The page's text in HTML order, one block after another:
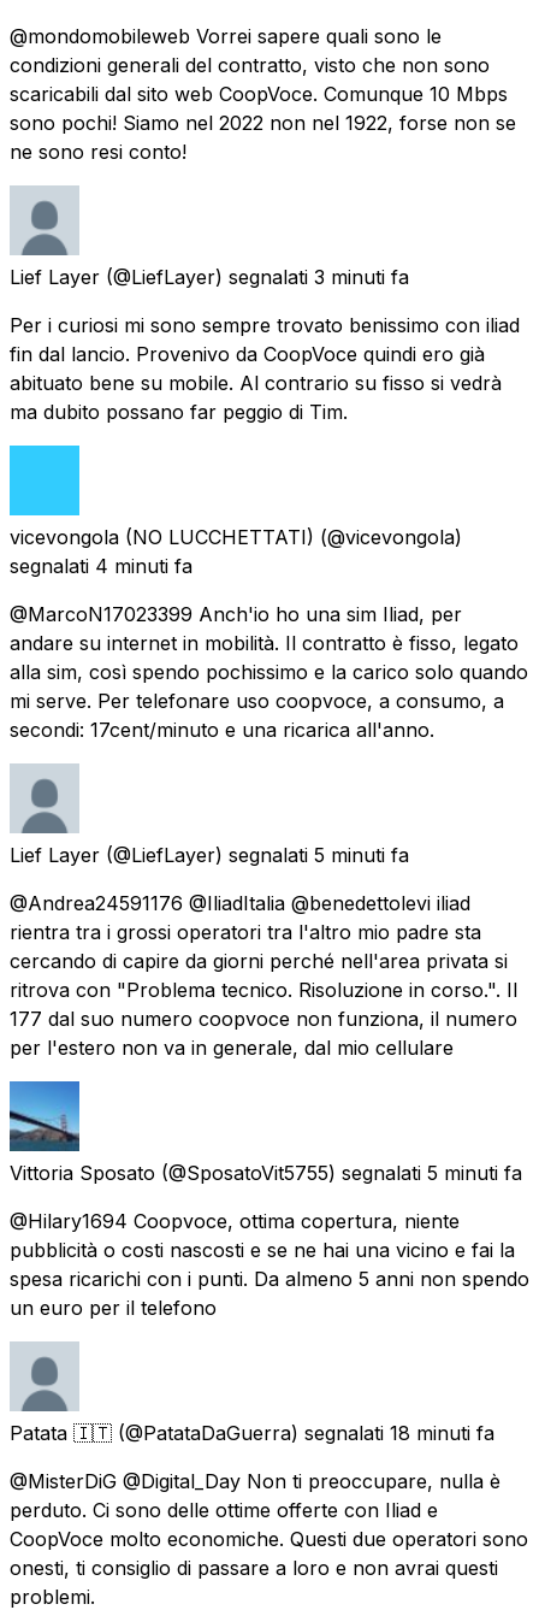
@mondomobileweb Vorrei sapere quali sono le
condizioni generali del contratto, visto che non sono
scaricabili dal sito web CoopVoce. Comunque 10 Mbps
sono pochi! Siamo nel 2022 non nel 1922, forse non se
ne sono resi conto!
Lief Layer (@LiefLayer) segnalati 3 minuti fa
Per i curiosi mi sono sempre trovato benissimo con iliad
fin dal lancio. Provenivo da CoopVoce quindi ero già
abituato bene su mobile. Al contrario su fisso si vedrà
ma dubito possano far peggio di Tim.
vicevongola (NO LUCCHETTATI) (@vicevongola)
segnalati 4 minuti fa
@MarcoN17023399 Anch'io ho una sim Iliad, per
andare su internet in mobilità. Il contratto è fisso, legato
alla sim, così spendo pochissimo e la carico solo quando
mi serve. Per telefonare uso coopvoce, a consumo, a
secondi: 17cent/minuto e una ricarica all'anno.
Lief Layer (@LiefLayer) segnalati 5 minuti fa
@Andrea24591176 @IliadItalia @benedettolevi iliad
rientra tra i grossi operatori tra l'altro mio padre sta
cercando di capire da giorni perché nell'area privata si
ritrova con "Problema tecnico. Risoluzione in corso.". Il
177 dal suo numero coopvoce non funziona, il numero
per l'estero non va in generale, dal mio cellulare
Vittoria Sposato (@SposatoVit5755) segnalati 5 minuti fa
@Hilary1694 Coopvoce, ottima copertura, niente
pubblicità o costi nascosti e se ne hai una vicino e fai la
spesa ricarichi con i punti. Da almeno 5 anni non spendo
un euro per il telefono
Patata 🇮🇹 (@PatataDaGuerra) segnalati 18 minuti fa
@MisterDiG @Digital_Day Non ti preoccupare, nulla è
perduto. Ci sono delle ottime offerte con Iliad e
CoopVoce molto economiche. Questi due operatori sono
onesti, ti consiglio di passare a loro e non avrai questi
problemi.